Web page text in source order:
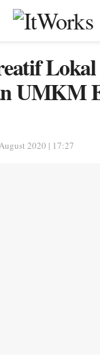
Lokal
UMKM
2020 | 17:27